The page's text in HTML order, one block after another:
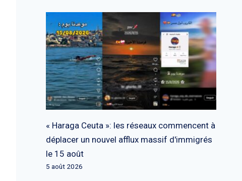
« Haraga Ceuta »: les réseaux commencent à
déplacer un nouvel afflux massif d'immigrés
le 15 août
5 août 2026